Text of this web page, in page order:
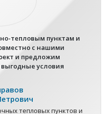
тепловым пунктам и
с нашими
и предложим
условия
тепловых пунктов и